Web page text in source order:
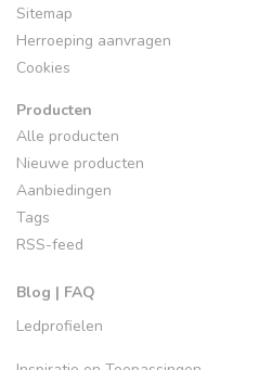
Sitemap
Herroeping aanvragen
Cookies
Producten
Alle producten
Nieuwe producten
Aanbiedingen
Tags
RSS-feed
Blog | FAQ
Ledprofielen